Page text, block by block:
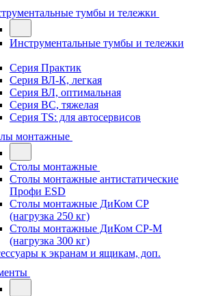
тумбы и тележки
Инструментальные тумбы и тележки
Серия Практик
Серия ВЛ-К, легкая
Серия ВЛ, оптимальная
Серия ВС, тяжелая
Серия TS: для автосервисов
монтажные
Столы монтажные
Столы монтажные антистатические
Профи ESD
Столы монтажные ДиКом СР
(нагрузка 250 кг)
Столы монтажные ДиКом СР-М
(нагрузка 300 кг)
к экранам и ящикам, доп.